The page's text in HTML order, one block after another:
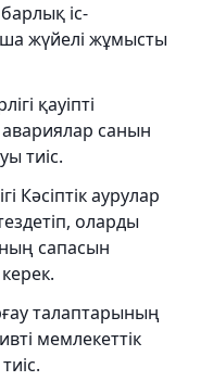
іс-
жүйелі жұмысты
қауіпті
авариялар санын
тиіс.
Кәсіптік аурулар
оларды
сапасын
талаптарының
мемлекеттік